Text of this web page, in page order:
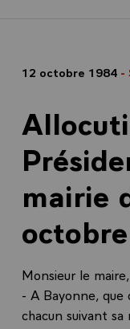
12 octobre 1984 -
mairie
Monsieur le
- A Bayonne, que
chacun suivant